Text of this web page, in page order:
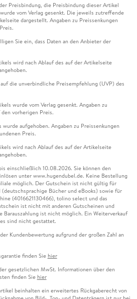
Preisbindung, die Preisbindung dieser Artikel
vom Verlag gesenkt. Die jeweils zutreffende
dargestellt. Angaben zu Preissenkungen
Sie ein, dass Daten an den Anbieter der
wird nach Ablauf des auf der Artikelseite
die unverbindliche Preisempfehlung (UVP) des
wurde vom Verlag gesenkt. Angaben zu
vorherigen Preis.
aufgehoben. Angaben zu Preissenkungen
Preis.
wird nach Ablauf des auf der Artikelseite
einschließlich 10.08.2026. Sie können den
unter www.hugendubel.de. Keine Bestellung
möglich. Der Gutschein ist nicht gültig für
Bücher und eBooks) sowie für
(4016621130466), tolino select und das
ist nicht mit anderen Gutscheinen und
Barauszahlung ist nicht möglich. Ein Weiterverkauf
sind nicht gestattet.
Kundenbewertung aufgrund der großen Zahl an
finden Sie hier
gesetzlichen MwSt. Informationen über den
finden Sie hier
beinhalten ein erweitertes Rückgaberecht von